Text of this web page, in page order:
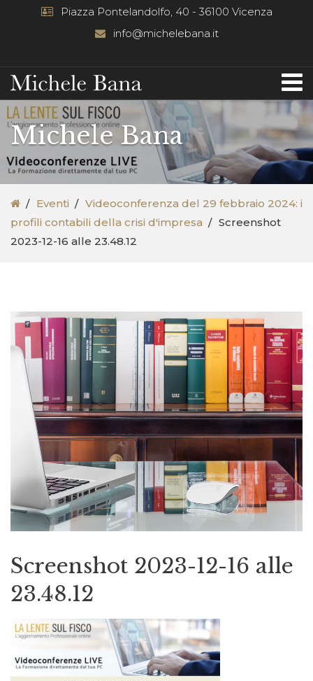
Piazza Pontelandolfo, 40 - 36100 Vicenza
info@michelebana.it
Michele Bana
Eventi
Videoconferenza del 29 febbraio 2024: i
profili contabili della crisi d'impresa
Screenshot
2023-12-16 alle 23.48.12
Screenshot 2023-12-16 alle
23.48.12